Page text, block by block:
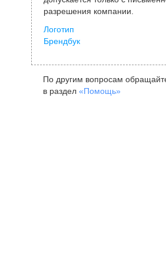
разрешения компании.
Логотип
Брендбук
По другим вопросам
в раздел «Помощь»